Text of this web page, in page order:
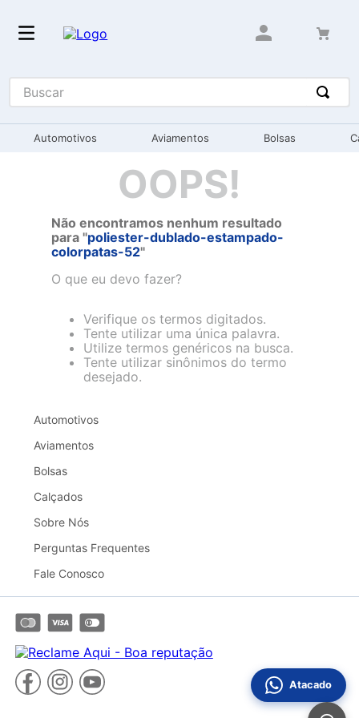
Buscar
Automotivos Aviamentos Bolsas
OOPS!
Não encontramos nenhum resultado
para "poliester-dublado-estampado-
colorpatas-52"
O que eu devo fazer?
Verifique os termos digitados.
Tente utilizar uma única palavra.
Utilize termos genéricos na busca.
Tente utilizar sinônimos do termo
desejado.
Automotivos
Aviamentos
Bolsas
Calçados
Sobre Nós
Perguntas Frequentes
Fale Conosco
Atacado